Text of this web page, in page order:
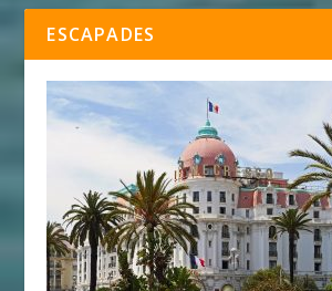
ESCAPADES